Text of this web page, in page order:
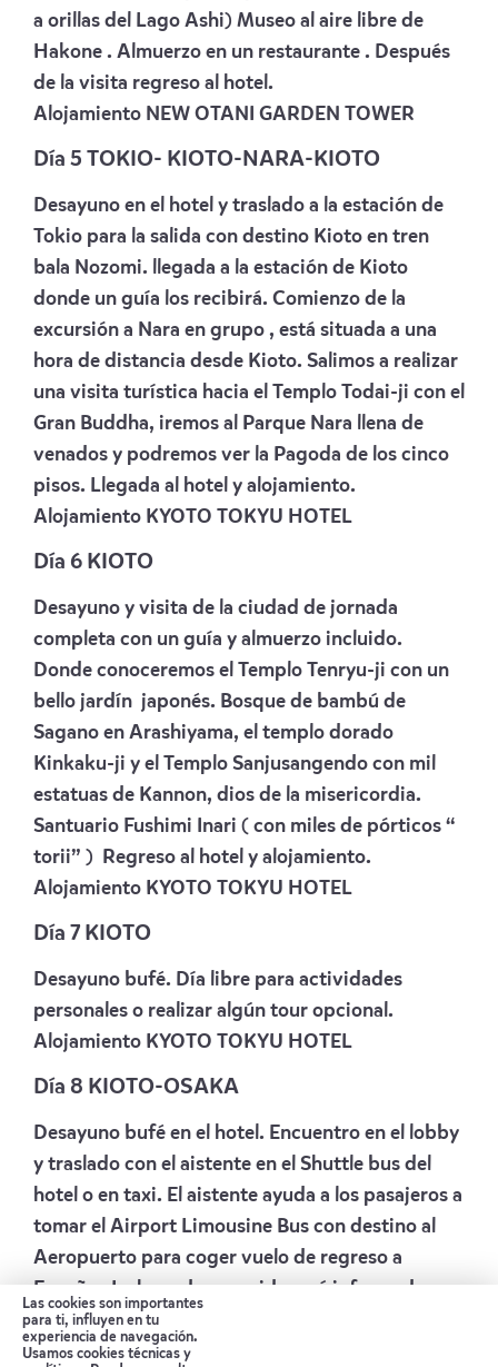
a orillas del Lago Ashi) Museo al aire libre de
Hakone . Almuerzo en un restaurante . Después
de la visita regreso al hotel.
Alojamiento NEW OTANI GARDEN TOWER
Día 5 TOKIO- KIOTO-NARA-KIOTO
Desayuno en el hotel y traslado a la estación de
Tokio para la salida con destino Kioto en tren
bala Nozomi. llegada a la estación de Kioto
donde un guía los recibirá. Comienzo de la
excursión a Nara en grupo , está situada a una
hora de distancia desde Kioto. Salimos a realizar
una visita turística hacia el Templo Todai-ji con el
Gran Buddha, iremos al Parque Nara llena de
venados y podremos ver la Pagoda de los cinco
pisos. Llegada al hotel y alojamiento.
Alojamiento KYOTO TOKYU HOTEL
Día 6 KIOTO
Desayuno y visita de la ciudad de jornada
completa con un guía y almuerzo incluido.
Donde conoceremos el Templo Tenryu-ji con un
bello jardín japonés. Bosque de bambú de
Sagano en Arashiyama, el templo dorado
Kinkaku-ji y el Templo Sanjusangendo con mil
estatuas de Kannon, dios de la misericordia.
Santuario Fushimi Inari ( con miles de pórticos “
torii” ) Regreso al hotel y alojamiento.
Alojamiento KYOTO TOKYU HOTEL
Día 7 KIOTO
Desayuno bufé. Día libre para actividades
personales o realizar algún tour opcional.
Alojamiento KYOTO TOKYU HOTEL
Día 8 KIOTO-OSAKA
Desayuno bufé en el hotel. Encuentro en el lobby
y traslado con el aistente en el Shuttle bus del
hotel o en taxi. El aistente ayuda a los pasajeros a
tomar el Airport Limousine Bus con destino al
Aeropuerto para coger vuelo de regreso a
España . La hora de recogida será informada en
la recepción del hotel la tarde anterior. Salida en
vuelo de línea regular con destino España.
Las cookies son importantes
para ti, influyen en tu
experiencia de navegación.
Usamos cookies técnicas y